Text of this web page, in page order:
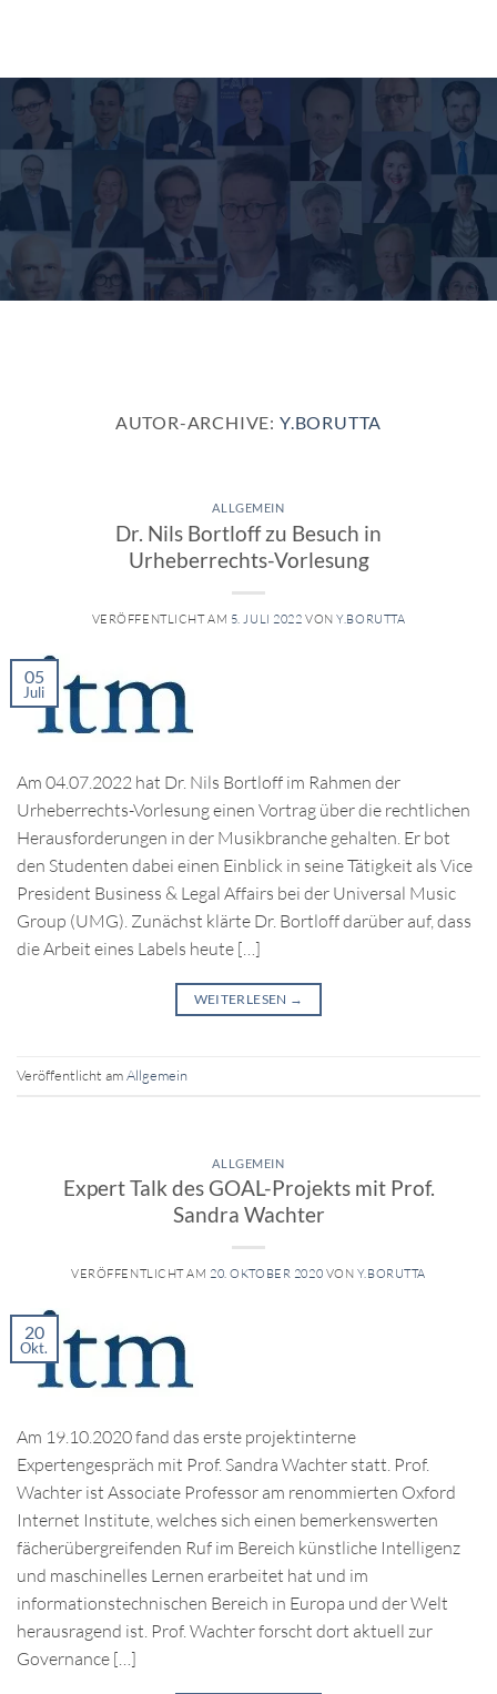
AUTOR-ARCHIVE: Y.BORUTTA
ALLGEMEIN
Dr. Nils Bortloff zu Besuch in
Urheberrechts-Vorlesung
VERÖFFENTLICHT AM 5. JULI 2022 VONY.BORUTTA
05
Juli
Am 04.07.2022 hat Dr. Nils Bortloff im Rahmen der
Urheberrechts-Vorlesung einen Vortrag über die rechtlichen
Herausforderungen in der Musikbranche gehalten. Er bot
den Studenten dabei einen Einblick in seine Tätigkeit als Vice
President Business & Legal Affairs bei der Universal Music
Group (UMG). Zunächst klärte Dr. Bortloff darüber auf, dass
die Arbeit eines Labels heute […]
WEITERLESEN →
Veröffentlicht amAllgemein
ALLGEMEIN
Expert Talk des GOAL-Projekts mit Prof.
Sandra Wachter
VERÖFFENTLICHT AM20. OKTOBER 2020 VON Y.BORUTTA
20
Okt.
Am 19.10.2020 fand das erste projektinterne
Expertengespräch mit Prof. Sandra Wachter statt. Prof.
Wachter ist Associate Professor am renommierten Oxford
Internet Institute, welches sich einen bemerkenswerten
fächerübergreifenden Ruf im Bereich künstliche Intelligenz
und maschinelles Lernen erarbeitet hat und im
informationstechnischen Bereich in Europa und der Welt
herausragend ist. Prof. Wachter forscht dort aktuell zur
Governance […]